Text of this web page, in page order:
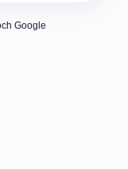
Google